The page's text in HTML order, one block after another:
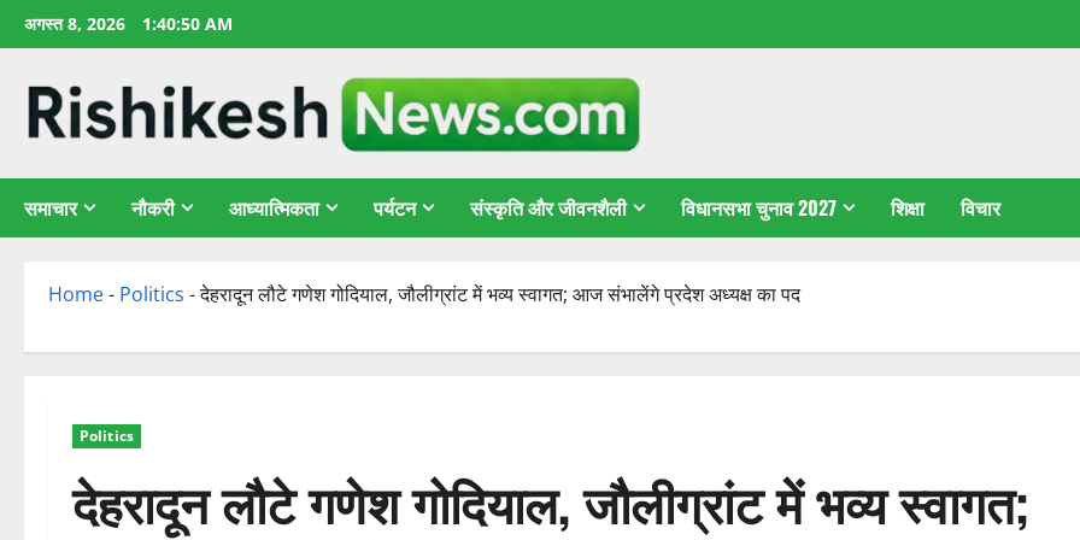
छोड़कर
सामग्री
अगस्त 8, 2026 1:40:51 AM
समाचार नौकरी आध्यात्मिकता पर्यटन संस्कृति और जीवनशैली विधानसभा चुनाव 2027 शिक्षा विचार
Home- Politics -देहरादून लौटे गणेश गोदियाल, जौलीग्रांट में भव्य स्वागत; आज संभालेंगे प्रदेश अध्यक्ष का पद
Politics
देहरादून लौटे गणेश गोदियाल, जौलीग्रांट में भव्य स्वागत;